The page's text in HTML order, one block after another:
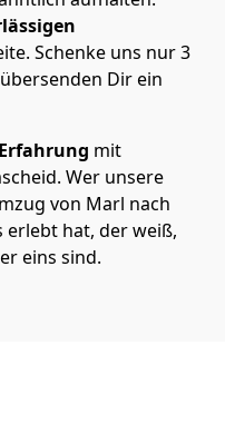
Schenke uns nur3
Dir ein
mit
Wer unsere
von Marl nach
erlebt hat, der weiß,
eins sind.